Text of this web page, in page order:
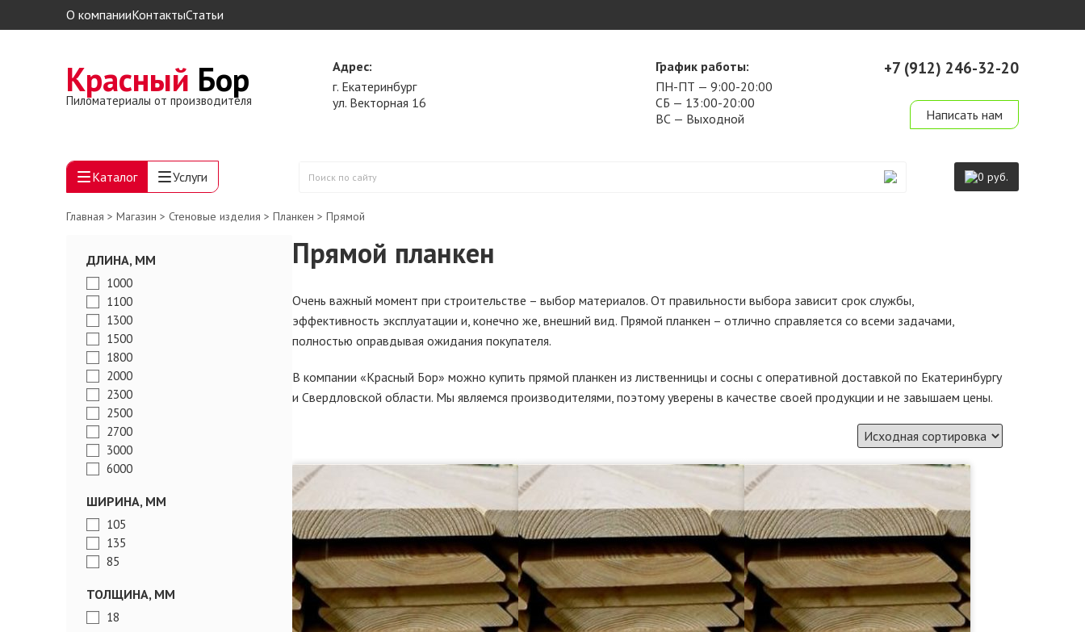
О компанииКонтактыСтатьи
Красный Бор
Пиломатериалы от производителя
Адрес:
г. Екатеринбург
ул. Векторная 16
График работы:
ПН-ПТ — 9:00-20:00
СБ — 13:00-20:00
ВС — Выходной
+7 (912) 246-32-20
Написать нам
Каталог Услуги
Поиск
сайту
0 руб.
Главная > Магазин > Стеновые изделия > Планкен > Прямой
ДЛИНА, ММ
1000
1100
1300
1500
1800
2000
2300
2500
2700
3000
6000
ШИРИНА, ММ
105
135
85
ТОЛЩИНА, ММ
18
Прямой планкен
Очень важный момент при строительстве – выбор материалов. От правильности выбора зависит срок службы,
эффективность эксплуатации и, конечно же, внешний вид. Прямой планкен – отлично справляется со всеми задачами,
полностью оправдывая ожидания покупателя.
В компании «Красный Бор» можно купить прямой планкен из лиственницы и сосны с оперативной доставкой по Екатеринбургу
и Свердловской области. Мы являемся производителями, поэтому уверены в качестве своей продукции и не завышаем цены.